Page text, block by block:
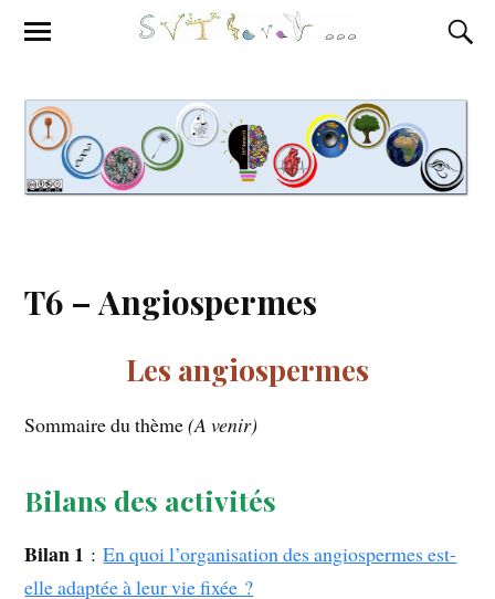
T6 – Angiospermes
Les angiospermes
Sommaire du thème(A venir)
Bilans des activités
Bilan 1 :En quoi l’organisation des angiospermes est-
elle adaptée à leur vie fixée ?